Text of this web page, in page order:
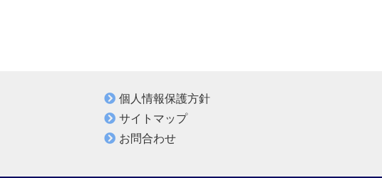
個人情報保護方針
サイトマップ
お問合わせ